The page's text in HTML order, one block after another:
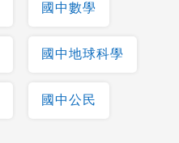
國中數學
國中地球科學
國中公民